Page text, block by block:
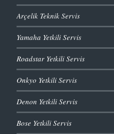
Arçelik Teknik Servis
Yamaha Yetkili Servis
Roadstar Yetkili Servis
Onkyo Yetkili Servis
Denon Yetkili Servis
Bose Yetkili Servis